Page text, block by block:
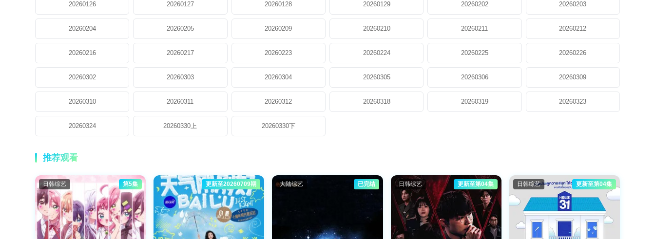
20260126 20260127 20260128 20260129 20260202 20260203
20260204 20260205 20260209 20260210 20260211 20260212
20260216 20260217 20260223 20260224 20260225 20260226
20260302 20260303 20260304 20260305 20260306 20260309
20260310 20260311 20260312 20260318 20260319 20260323
20260324 20260330上 20260330下
推荐观看
日韩综艺 第5集 更新至20260709期 大陆综艺 已完结 日韩综艺 更新至第04集 日韩综艺 更新至第04集